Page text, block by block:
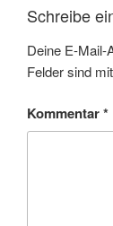
Schreibe
Deine E-Mail-
Felder sind mit
Kommentar*